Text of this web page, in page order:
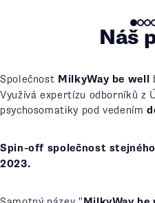
Náš
Společnost MilkyWay be well
Využívá expertízu odborníků z
psychosomatiky pod vedením
Spin-off společnost
2023.